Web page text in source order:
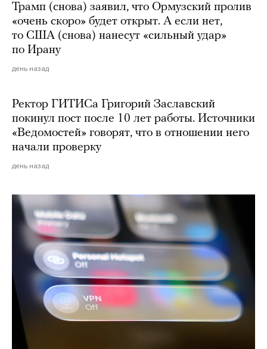
Трамп (снова) заявил, что Ормузский пролив
«очень скоро» будет открыт. А если нет,
то США (снова) нанесут «сильный удар»
по Ирану
день назад
Ректор ГИТИСа Григорий Заславский
покинул пост после 10 лет работы. Источники
«Ведомостей» говорят, что в отношении него
начали проверку
день назад